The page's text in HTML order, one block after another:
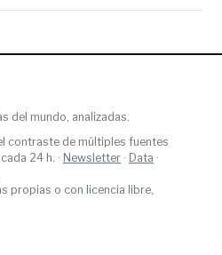
del mundo, analizadas.
contraste de múltiples fuentes
24 h. · Newsletter · Data ·
propias o con licencia libre,